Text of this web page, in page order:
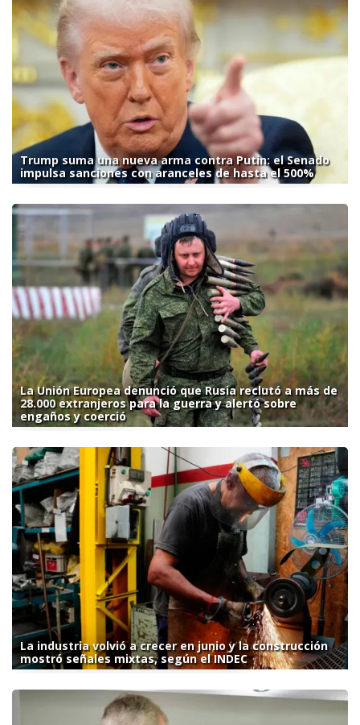
Trump suma una nueva arma contra Putin: el Senado
impulsa sanciones con aranceles de hasta el 500%
La Unión Europea denunció que Rusia reclutó a más de
28.000 extranjeros para la guerra y alertó sobre
engaños y coerció
La industria volvió a crecer en junio y la construcción
mostró señales mixtas, según el INDEC